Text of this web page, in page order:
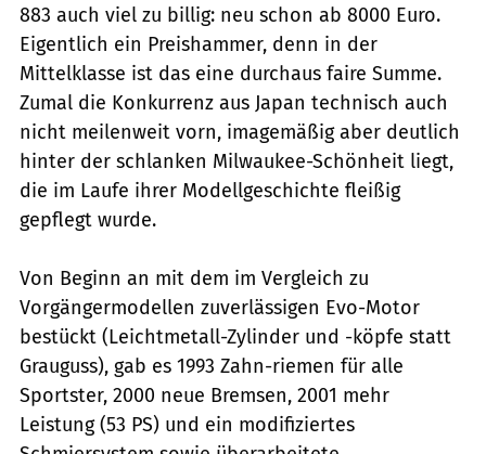
883 auch viel zu billig: neu schon ab 8000 Euro.
Eigentlich ein Preishammer, denn in der
Mittelklasse ist das eine durchaus faire Summe.
Zumal die Konkurrenz aus Japan technisch auch
nicht meilenweit vorn, imagemäßig aber deutlich
hinter der schlanken Milwaukee-Schönheit liegt,
die im Laufe ihrer Modellgeschichte fleißig
gepflegt wurde.
Von Beginn an mit dem im Vergleich zu
Vorgängermodellen zuverlässigen Evo-Motor
bestückt (Leichtmetall-Zylinder und -köpfe statt
Grauguss), gab es 1993 Zahn-riemen für alle
Sportster, 2000 neue Bremsen, 2001 mehr
Leistung (53 PS) und ein modifiziertes